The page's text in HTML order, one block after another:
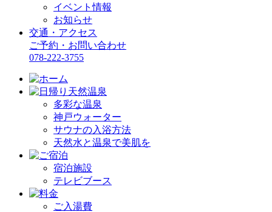
イベント情報
お知らせ
交通・アクセス
ご予約・お問い合わせ
078-222-3755
多彩な温泉
神戸ウォーター
サウナの入浴方法
天然水と温泉で美肌を
宿泊施設
テレビブース
ご入湯費